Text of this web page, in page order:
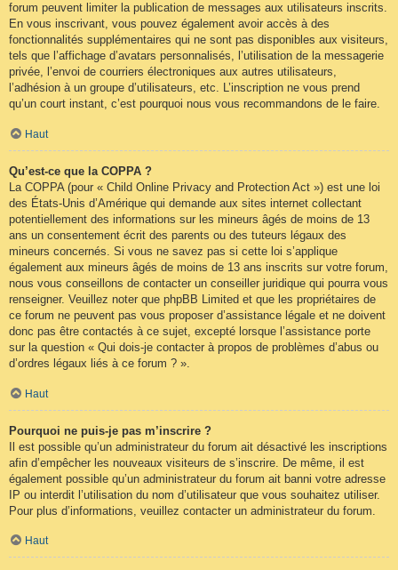
forum peuvent limiter la publication de messages aux utilisateurs inscrits.
En vous inscrivant, vous pouvez également avoir accès à des
fonctionnalités supplémentaires qui ne sont pas disponibles aux visiteurs,
tels que l’affichage d’avatars personnalisés, l’utilisation de la messagerie
privée, l’envoi de courriers électroniques aux autres utilisateurs,
l’adhésion à un groupe d’utilisateurs, etc. L’inscription ne vous prend
qu’un court instant, c’est pourquoi nous vous recommandons de le faire.
Haut
Qu’est-ce que la COPPA ?
La COPPA (pour « Child Online Privacy and Protection Act ») est une loi
des États-Unis d’Amérique qui demande aux sites internet collectant
potentiellement des informations sur les mineurs âgés de moins de 13
ans un consentement écrit des parents ou des tuteurs légaux des
mineurs concernés. Si vous ne savez pas si cette loi s’applique
également aux mineurs âgés de moins de 13 ans inscrits sur votre forum,
nous vous conseillons de contacter un conseiller juridique qui pourra vous
renseigner. Veuillez noter que phpBB Limited et que les propriétaires de
ce forum ne peuvent pas vous proposer d’assistance légale et ne doivent
donc pas être contactés à ce sujet, excepté lorsque l’assistance porte
sur la question « Qui dois-je contacter à propos de problèmes d’abus ou
d’ordres légaux liés à ce forum ? ».
Haut
Pourquoi ne puis-je pas m’inscrire ?
Il est possible qu’un administrateur du forum ait désactivé les inscriptions
afin d’empêcher les nouveaux visiteurs de s’inscrire. De même, il est
également possible qu’un administrateur du forum ait banni votre adresse
IP ou interdit l’utilisation du nom d’utilisateur que vous souhaitez utiliser.
Pour plus d’informations, veuillez contacter un administrateur du forum.
Haut